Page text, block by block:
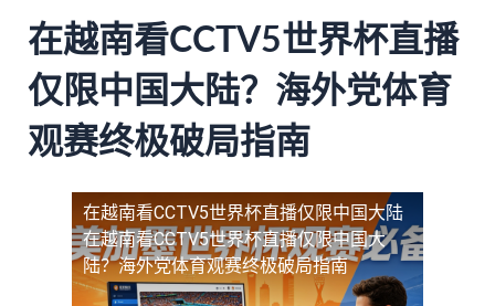
在越南看CCTV5世界杯直播
仅限中国大陆？海外党体育
观赛终极破局指南
在越南看CCTV5世界杯直播仅限中国大陆
在越南看CCTV5世界杯直播仅限中国大
陆？海外党体育观赛终极破局指南